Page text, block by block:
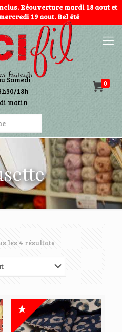
Réouverture mardi 18 aout et
19 aout. Bel été
0
Samedi
18h
matin
les 4 résultats